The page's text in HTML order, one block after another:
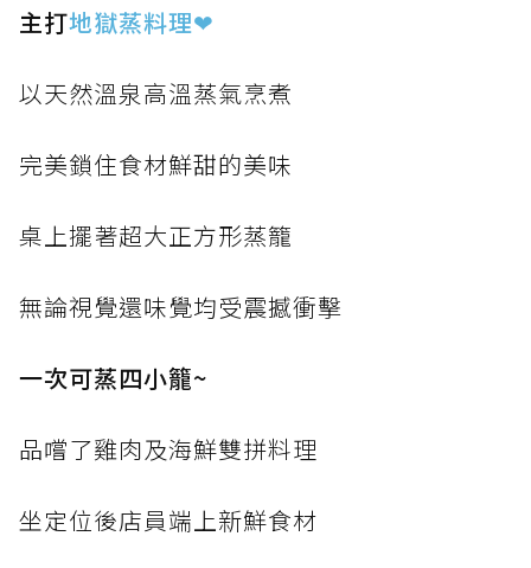
主打地獄蒸料理❤
以天然溫泉高溫蒸氣烹煮
完美鎖住食材鮮甜的美味
桌上擺著超大正方形蒸籠
無論視覺還味覺均受震撼衝擊
一次可蒸四小籠~
品嚐了雞肉及海鮮雙拼料理
坐定位後店員端上新鮮食材